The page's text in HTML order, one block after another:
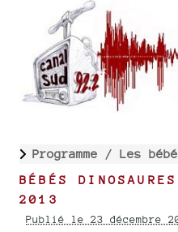
Programme / Les
BÉBÉS
2013
Publié le 23 décembre